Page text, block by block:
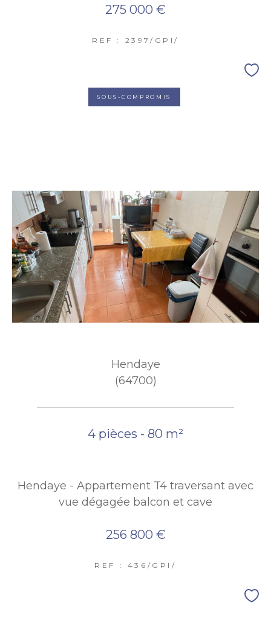
275 000 €
REF : 2397/GPI/
SOUS-COMPROMIS
Hendaye
(64700)
4 pièces - 80 m²
Hendaye - Appartement T4 traversant avec
vue dégagée balcon et cave
256 800 €
REF : 436/GPI/